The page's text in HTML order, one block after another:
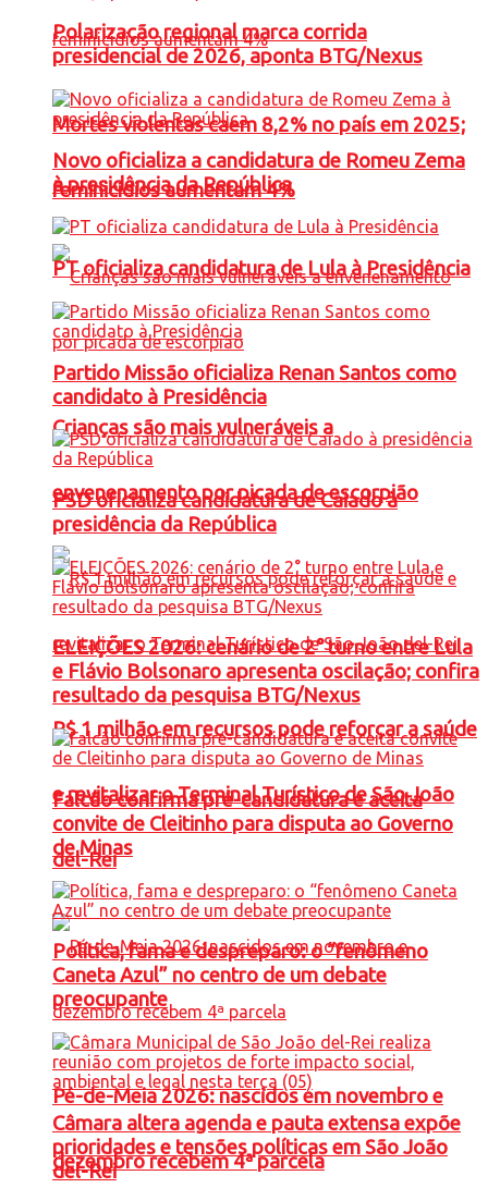
Mortes violentas caem 8,2% no país em 2025;
feminicídios aumentam 4%
Crianças são mais vulneráveis a
envenenamento por picada de escorpião
R$ 1 milhão em recursos pode reforçar a saúde
e revitalizar o Terminal Turístico de São João
del-Rei
Pé-de-Meia 2026: nascidos em novembro e
dezembro recebem 4ª parcela
Polarização regional marca corrida
presidencial de 2026, aponta BTG/Nexus
Novo oficializa a candidatura de Romeu Zema
à presidência da República
PT oficializa candidatura de Lula à Presidência
Partido Missão oficializa Renan Santos como
candidato à Presidência
PSD oficializa candidatura de Caiado à
presidência da República
ELEIÇÕES 2026: cenário de 2° turno entre Lula
e Flávio Bolsonaro apresenta oscilação; confira
resultado da pesquisa BTG/Nexus
Falcão confirma pré-candidatura e aceita
convite de Cleitinho para disputa ao Governo
de Minas
Política, fama e despreparo: o “fenômeno
Caneta Azul” no centro de um debate
preocupante
Câmara altera agenda e pauta extensa expõe
prioridades e tensões políticas em São João
del-Rei